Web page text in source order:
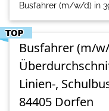
Busfahrer (m/w/d) in
Busfahrer (m/
Linien-,
84405 Dorfen